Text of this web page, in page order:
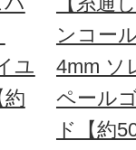
ユ
約
ンコー
4mm ソ
ペール
ド【約